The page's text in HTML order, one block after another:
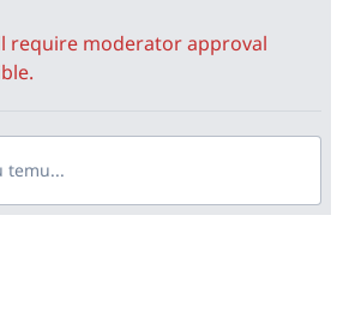
require moderator approval
temu...